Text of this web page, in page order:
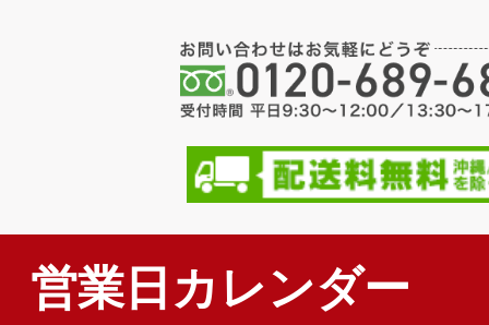
営業日カレンダー